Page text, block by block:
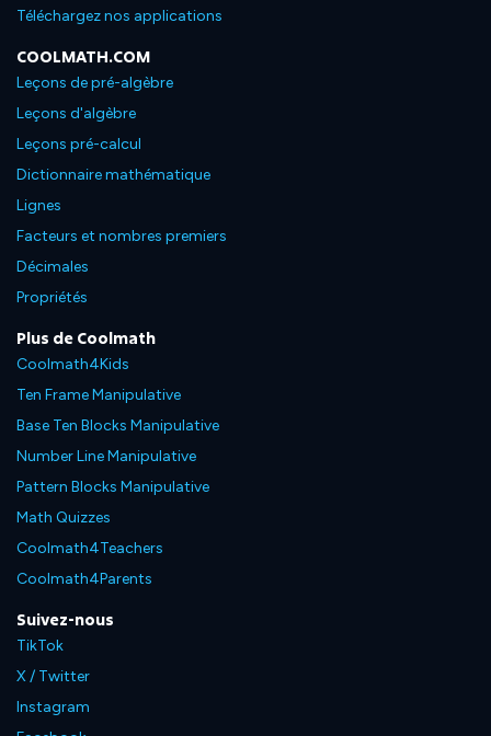
Téléchargez nos applications
COOLMATH.COM
Leçons de pré-algèbre
Leçons d'algèbre
Leçons pré-calcul
Dictionnaire mathématique
Lignes
Facteurs et nombres premiers
Décimales
Propriétés
Plus de Coolmath
Coolmath4Kids
Ten Frame Manipulative
Base Ten Blocks Manipulative
Number Line Manipulative
Pattern Blocks Manipulative
Math Quizzes
Coolmath4Teachers
Coolmath4Parents
Suivez-nous
TikTok
X / Twitter
Instagram